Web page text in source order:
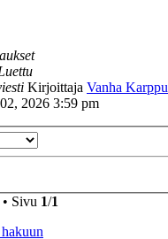
Kirjoittaja Vanha Karppu
2026 3:59 pm
Sivu 1/1